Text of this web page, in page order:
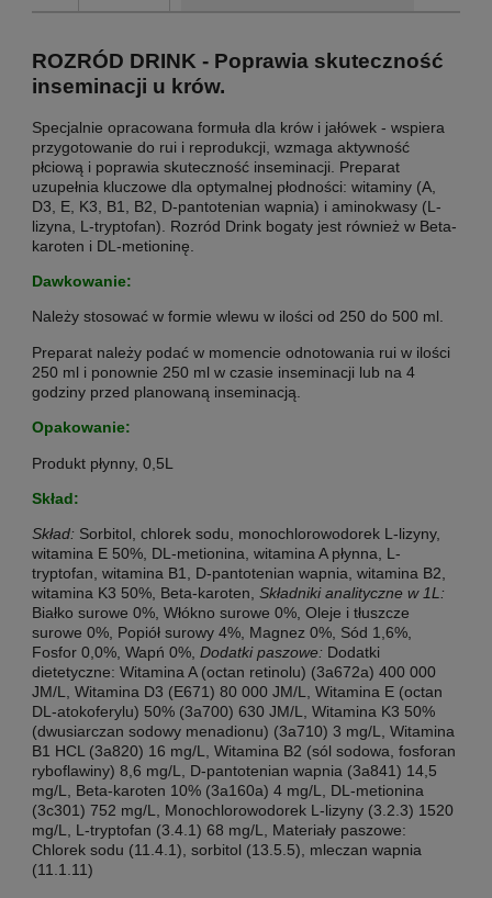
ROZRÓD DRINK - Poprawia skuteczność
inseminacji u krów.
Specjalnie opracowana formuła dla krów i jałówek - wspiera
przygotowanie do rui i reprodukcji, wzmaga aktywność
płciową i poprawia skuteczność inseminacji. Preparat
uzupełnia kluczowe dla optymalnej płodności: witaminy (A,
D3, E, K3, B1, B2, D-pantotenian wapnia) i aminokwasy (L-
lizyna, L-tryptofan). Rozród Drink bogaty jest również w Beta-
karoten i DL-metioninę.
Dawkowanie:
Należy stosować w formie wlewu w ilości od 250 do 500 ml.
Preparat należy podać w momencie odnotowania rui w ilości
250 ml i ponownie 250 ml w czasie inseminacji lub na 4
godziny przed planowaną inseminacją.
Opakowanie:
Produkt płynny, 0,5L
Skład:
Skład: Sorbitol, chlorek sodu, monochlorowodorek L-lizyny,
witamina E 50%, DL-metionina, witamina A płynna, L-
tryptofan, witamina B1, D-pantotenian wapnia, witamina B2,
witamina K3 50%, Beta-karoten, Składniki analityczne w 1L:
Białko surowe 0%, Włókno surowe 0%, Oleje i tłuszcze
surowe 0%, Popiół surowy 4%, Magnez 0%, Sód 1,6%,
Fosfor 0,0%, Wapń 0%, Dodatki paszowe: Dodatki
dietetyczne: Witamina A (octan retinolu) (3a672a) 400 000
JM/L, Witamina D3 (E671) 80 000 JM/L, Witamina E (octan
DL-atokoferylu) 50% (3a700) 630 JM/L, Witamina K3 50%
(dwusiarczan sodowy menadionu) (3a710) 3 mg/L, Witamina
B1 HCL (3a820) 16 mg/L, Witamina B2 (sól sodowa, fosforan
ryboflawiny) 8,6 mg/L, D-pantotenian wapnia (3a841) 14,5
mg/L, Beta-karoten 10% (3a160a) 4 mg/L, DL-metionina
(3c301) 752 mg/L, Monochlorowodorek L-lizyny (3.2.3) 1520
mg/L, L-tryptofan (3.4.1) 68 mg/L, Materiały paszowe:
Chlorek sodu (11.4.1), sorbitol (13.5.5), mleczan wapnia
(11.1.11)